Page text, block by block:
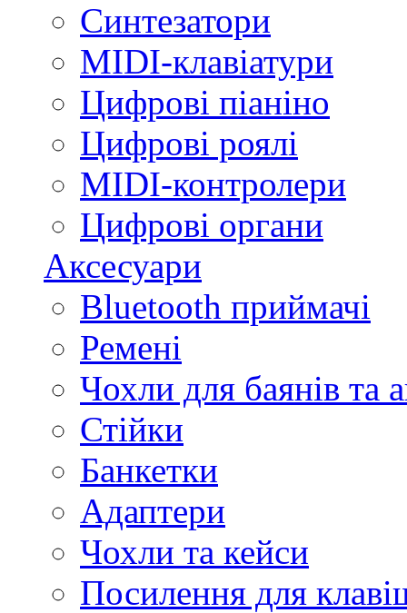
Синтезатори
MIDI-клавіатури
Цифрові піаніно
Цифрові роялі
MIDI-контролери
Цифрові органи
Аксесуари
Bluetooth приймачі
Ремені
Чохли для баянів та
Стійки
Банкетки
Адаптери
Чохли та кейси
Посилення для